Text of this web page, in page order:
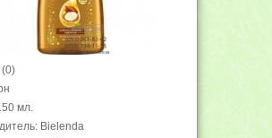
мл.
Bielenda